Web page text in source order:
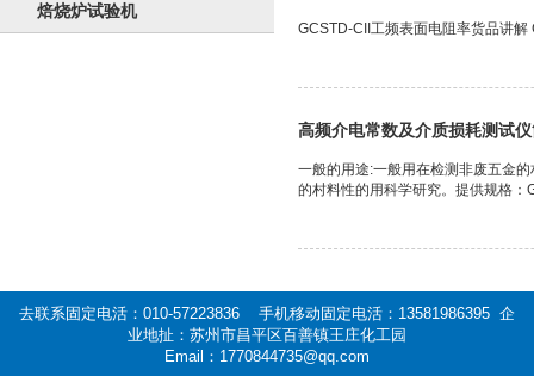
焙烧炉试验机
GCSTD-CII工频表面电阻率货品讲
高频介电常数及介质损耗测试
一般的用途:一般用在检测非废五金
的村料性的用科学研究。提供规格：
去联系固定电活：010-57223836 手机移动固定电活：13581986395 企
业地扯：苏州市昌平区百善镇王庄化工园
Email：1770844735@qq.com